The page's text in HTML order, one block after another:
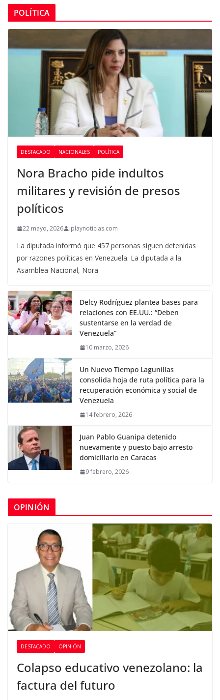
POLÍTICA
DESTACADO NACIONALES POLÍTICA
Nora Bracho pide indultos
militares y revisión de presos
políticos
22 mayo, 2026 iplaynoticias.com
La diputada informó que 457 personas siguen detenidas
por razones políticas en Venezuela. La diputada a la
Asamblea Nacional, Nora
Delcy Rodríguez plantea bases para
relaciones con EE.UU.: “Deben
sustentarse en la verdad de
Venezuela”
10 marzo, 2026
Un Nuevo Tiempo Lagunillas
consolida hoja de ruta política para la
recuperación económica y social de
Venezuela
14 febrero, 2026
Juan Pablo Guanipa detenido
nuevamente y puesto bajo arresto
domiciliario en Caracas
9 febrero, 2026
OPINIÓN
DESTACADO OPINIÓN
Colapso educativo venezolano: la
factura del futuro